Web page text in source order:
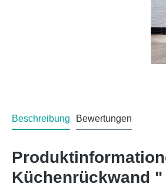
Beschreibung Bewertungen
Küchenrückwand "